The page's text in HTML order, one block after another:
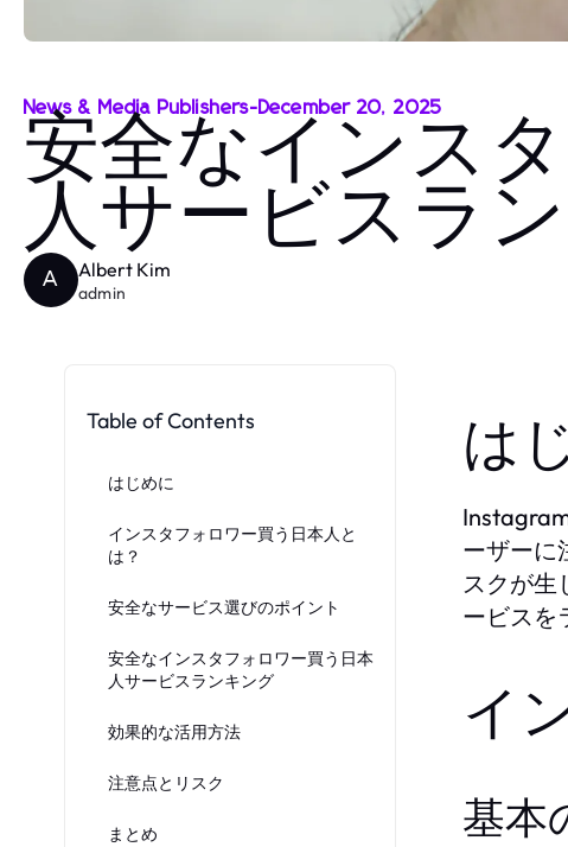
News & Media Publishers-December 20, 2025
安全なインス
人サービスラ
A Albert Kim
admin
Table of Contents
はじめに
インスタフォロワー買う日本人と
は？
安全なサービス選びのポイント
安全なインスタフォロワー買う日本
人サービスランキング
効果的な活用方法
注意点とリスク
まとめ
は
ーザーに
スクが生
ービスを
イ
基本